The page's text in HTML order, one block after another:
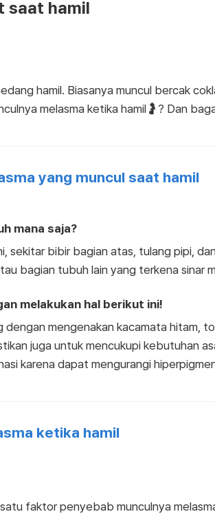
saat hamil
hamil. Biasanya muncul bercak
melasma ketika hamil🤰? Dan
yang muncul saat hamil
mana saja?
sekitar bibir bagian atas, tulang pipi,
bagian tubuh lain yang terkena sinar
melakukan hal berikut ini!
dengan mengenakan kacamata hitam,
juga untuk mencukupi kebutuhan
karena dapat mengurangi
ketika hamil
faktor penyebab munculnya